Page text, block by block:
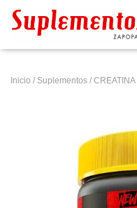
Inicio / Suplementos / CREATINA